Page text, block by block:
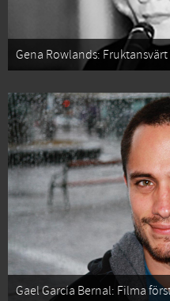
Gena Rowlands:
Gael García Bernal: Filma